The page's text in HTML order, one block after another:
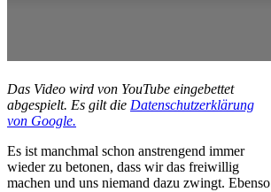
Das Video wird von YouTube eingebettet
abgespielt. Es gilt die Datenschutzerklärung
von Google.
Es ist manchmal schon anstrengend immer
wieder zu betonen, dass wir das freiwillig
machen und uns niemand dazu zwingt. Ebenso